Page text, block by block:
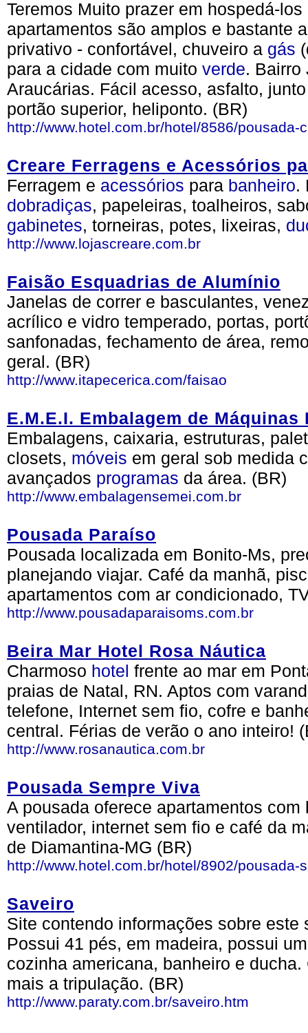
Teremos Muito prazer em hospedá-
apartamentos são amplos e bastante
privativo - confortável, chuveiro a gás
para a cidade com muito verde.
Araucárias. Fácil acesso, asfalto,
portão superior, heliponto. (BR)
http://www.hotel.com.br/hotel/8586/pousada-
Creare Ferragens e Acessórios
Ferragem e acessórios para banheiro.
dobradiças, papeleiras, toalheiros,
gabinetes, torneiras, potes, lixeiras,
http://www.lojascreare.com.br
Faisão Esquadrias de Alumínio
Janelas de correr e basculantes,
acrílico e vidro temperado, portas,
sanfonadas, fechamento de área,
geral. (BR)
http://www.itapecerica.com/faisao
E.M.E.I. Embalagem de
Embalagens, caixaria, estruturas,
closets, móveis em geral sob medida
avançados programas da área. (BR)
http://www.embalagensemei.com.br
Pousada Paraíso
Pousada localizada em Bonito-Ms,
planejando viajar. Café da manhã,
apartamentos com ar condicionado,
http://www.pousadaparaisoms.com.br
Beira Mar Hotel Rosa Náutica
Charmoso hotel frente ao mar em
praias de Natal, RN. Aptos com
telefone, Internet sem fio, cofre e
central. Férias de verão o ano inteiro!
http://www.rosanautica.com.br
Pousada Sempre Viva
A pousada oferece apartamentos
ventilador, internet sem fio e café da
de Diamantina-MG (BR)
http://www.hotel.com.br/hotel/8902/pousada-
Saveiro
Site contendo informações sobre
Possui 41 pés, em madeira, possui
cozinha americana, banheiro e
mais a tripulação. (BR)
http://www.paraty.com.br/saveiro.htm